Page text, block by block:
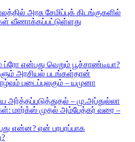
அரசு சேமிப்புக் கிடங்குகளில்
வீணாக்கப்பட்டுள்ளது
ப்ரோ என்பது வெறும் பூச்சாண்டியா?
அரசியல் படங்கள்தான்
படைப்புலகும் – யமுனா
அர்த்தப்படுத்துதல் – மு.அப்துல்லா
மார்க்ஸ் முதல் அம்பேத்கர் வரை –
என்ன? ஏன் பரபரப்பாக